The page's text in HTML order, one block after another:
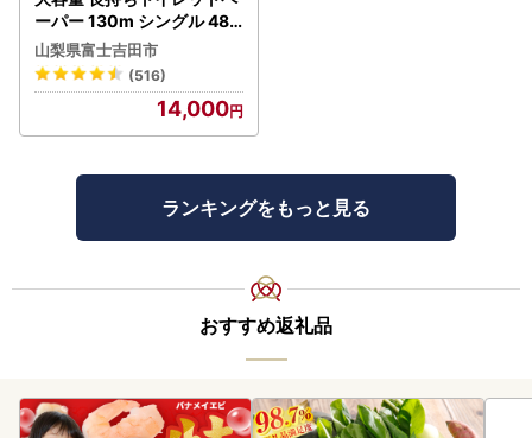
ーパー 130m シングル 48R
芯なし 3倍巻 トイレット
山梨県富士吉田市
(516)
14,000
ランキングをもっと見る
おすすめ返礼品